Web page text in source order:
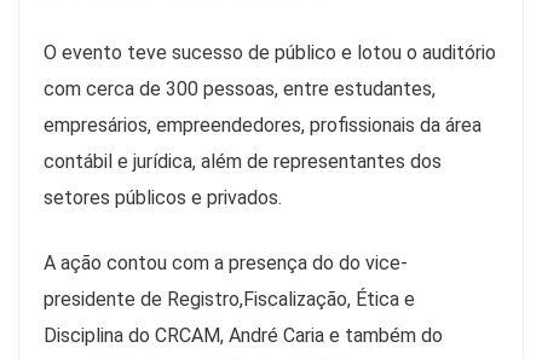
O evento teve sucesso de público e lotou o auditório
com cerca de 300 pessoas, entre estudantes,
empresários, empreendedores, profissionais da área
contábil e jurídica, além de representantes dos
setores públicos e privados.
A ação contou com a presença do do vice-
presidente de Registro,Fiscalização, Ética e
Disciplina do CRCAM, André Caria e também do